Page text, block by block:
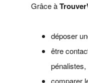
Grâce à
déposer
être
pénalistes,